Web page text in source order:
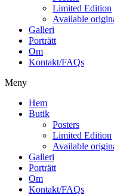
Limited Edition
Available
Galleri
Porträtt
Om
Kontakt/FAQs
Meny
Hem
Butik
Posters
Limited Edition
Available
Galleri
Porträtt
Om
Kontakt/FAQs